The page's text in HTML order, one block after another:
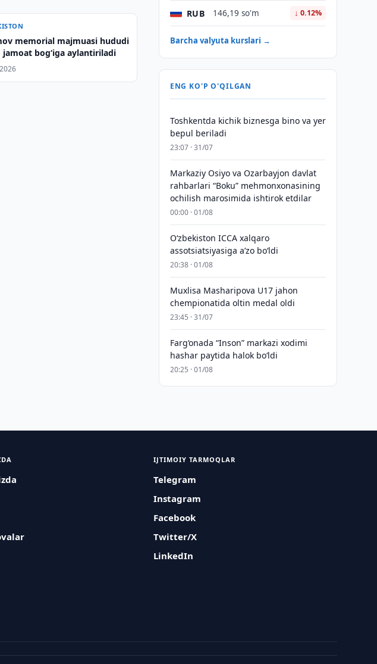
memorial majmuasi hududi
jamoat bog‘iga aylantiriladi
RUB 146,19 so'm ↓ 0.12%
Barcha valyuta kurslari →
ENG KO'P O'QILGAN
Toshkentda kichik biznesga bino va yer
bepul beriladi
23:07 · 31/07
Markaziy Osiyo va Ozarbayjon davlat
rahbarlari “Boku” mehmonxonasining
ochilish marosimida ishtirok etdilar
00:00 · 01/08
O‘zbekiston ICCA xalqaro
assotsiatsiyasiga aʼzo bo‘ldi
20:38 · 01/08
Muxlisa Masharipova U17 jahon
chempionatida oltin medal oldi
23:45 · 31/07
Farg‘onada “Inson” markazi xodimi
hashar paytida halok bo‘ldi
20:25 · 01/08
IJTIMOIY TARMOQLAR
Telegram
Instagram
Facebook
Twitter/X
LinkedIn